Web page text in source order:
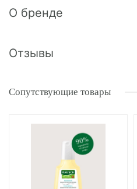
О бренде
Отзывы
Сопутствующие товары